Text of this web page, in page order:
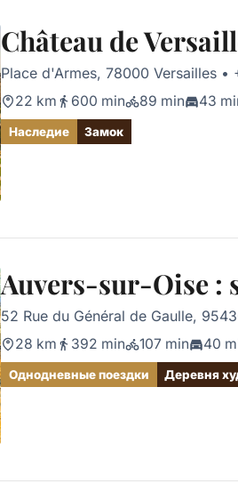
Château de
Place d'Armes, 78000 Versailles •
22 km 600 min 89 min 43
Наследие Замок
Auvers-sur-Oise :
52 Rue du Général de Gaulle,
28 km 392 min 107 min 40
Однодневные поездки Деревня